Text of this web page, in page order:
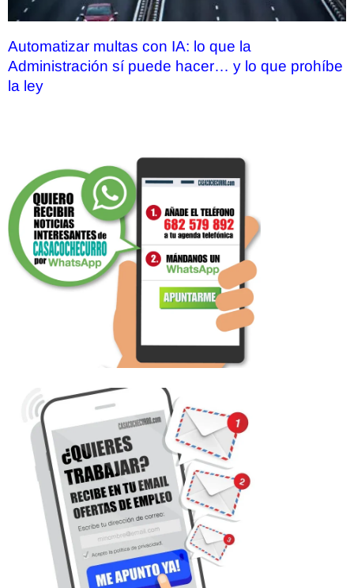
Automatizar multas con IA: lo que la
Administración sí puede hacer… y lo que prohíbe
la ley